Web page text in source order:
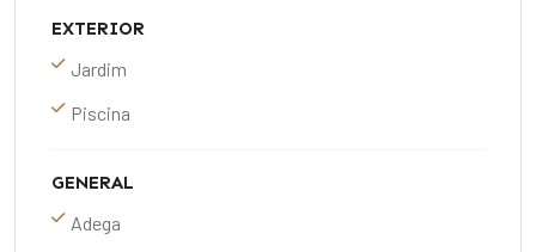
EXTERIOR
Jardim
Piscina
GENERAL
Adega